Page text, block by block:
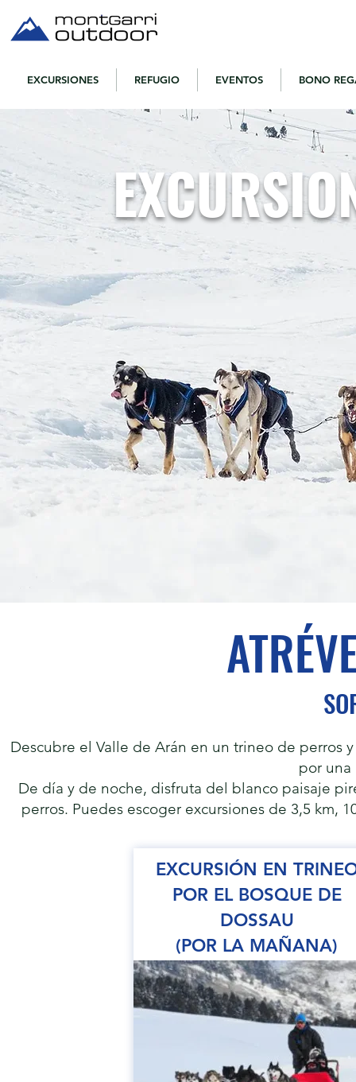
EXCURSIONES REFUGIO EVENTOS BONO
Descubre el Valle de Arán en un trineo de perros
por
De día y de noche, disfruta del blanco paisaje
perros. Puedes escoger excursiones de 3,5 km,
EXCURSIÓN EN
POR EL BOSQUE DE
DOSSAU
(POR LA MAÑANA)